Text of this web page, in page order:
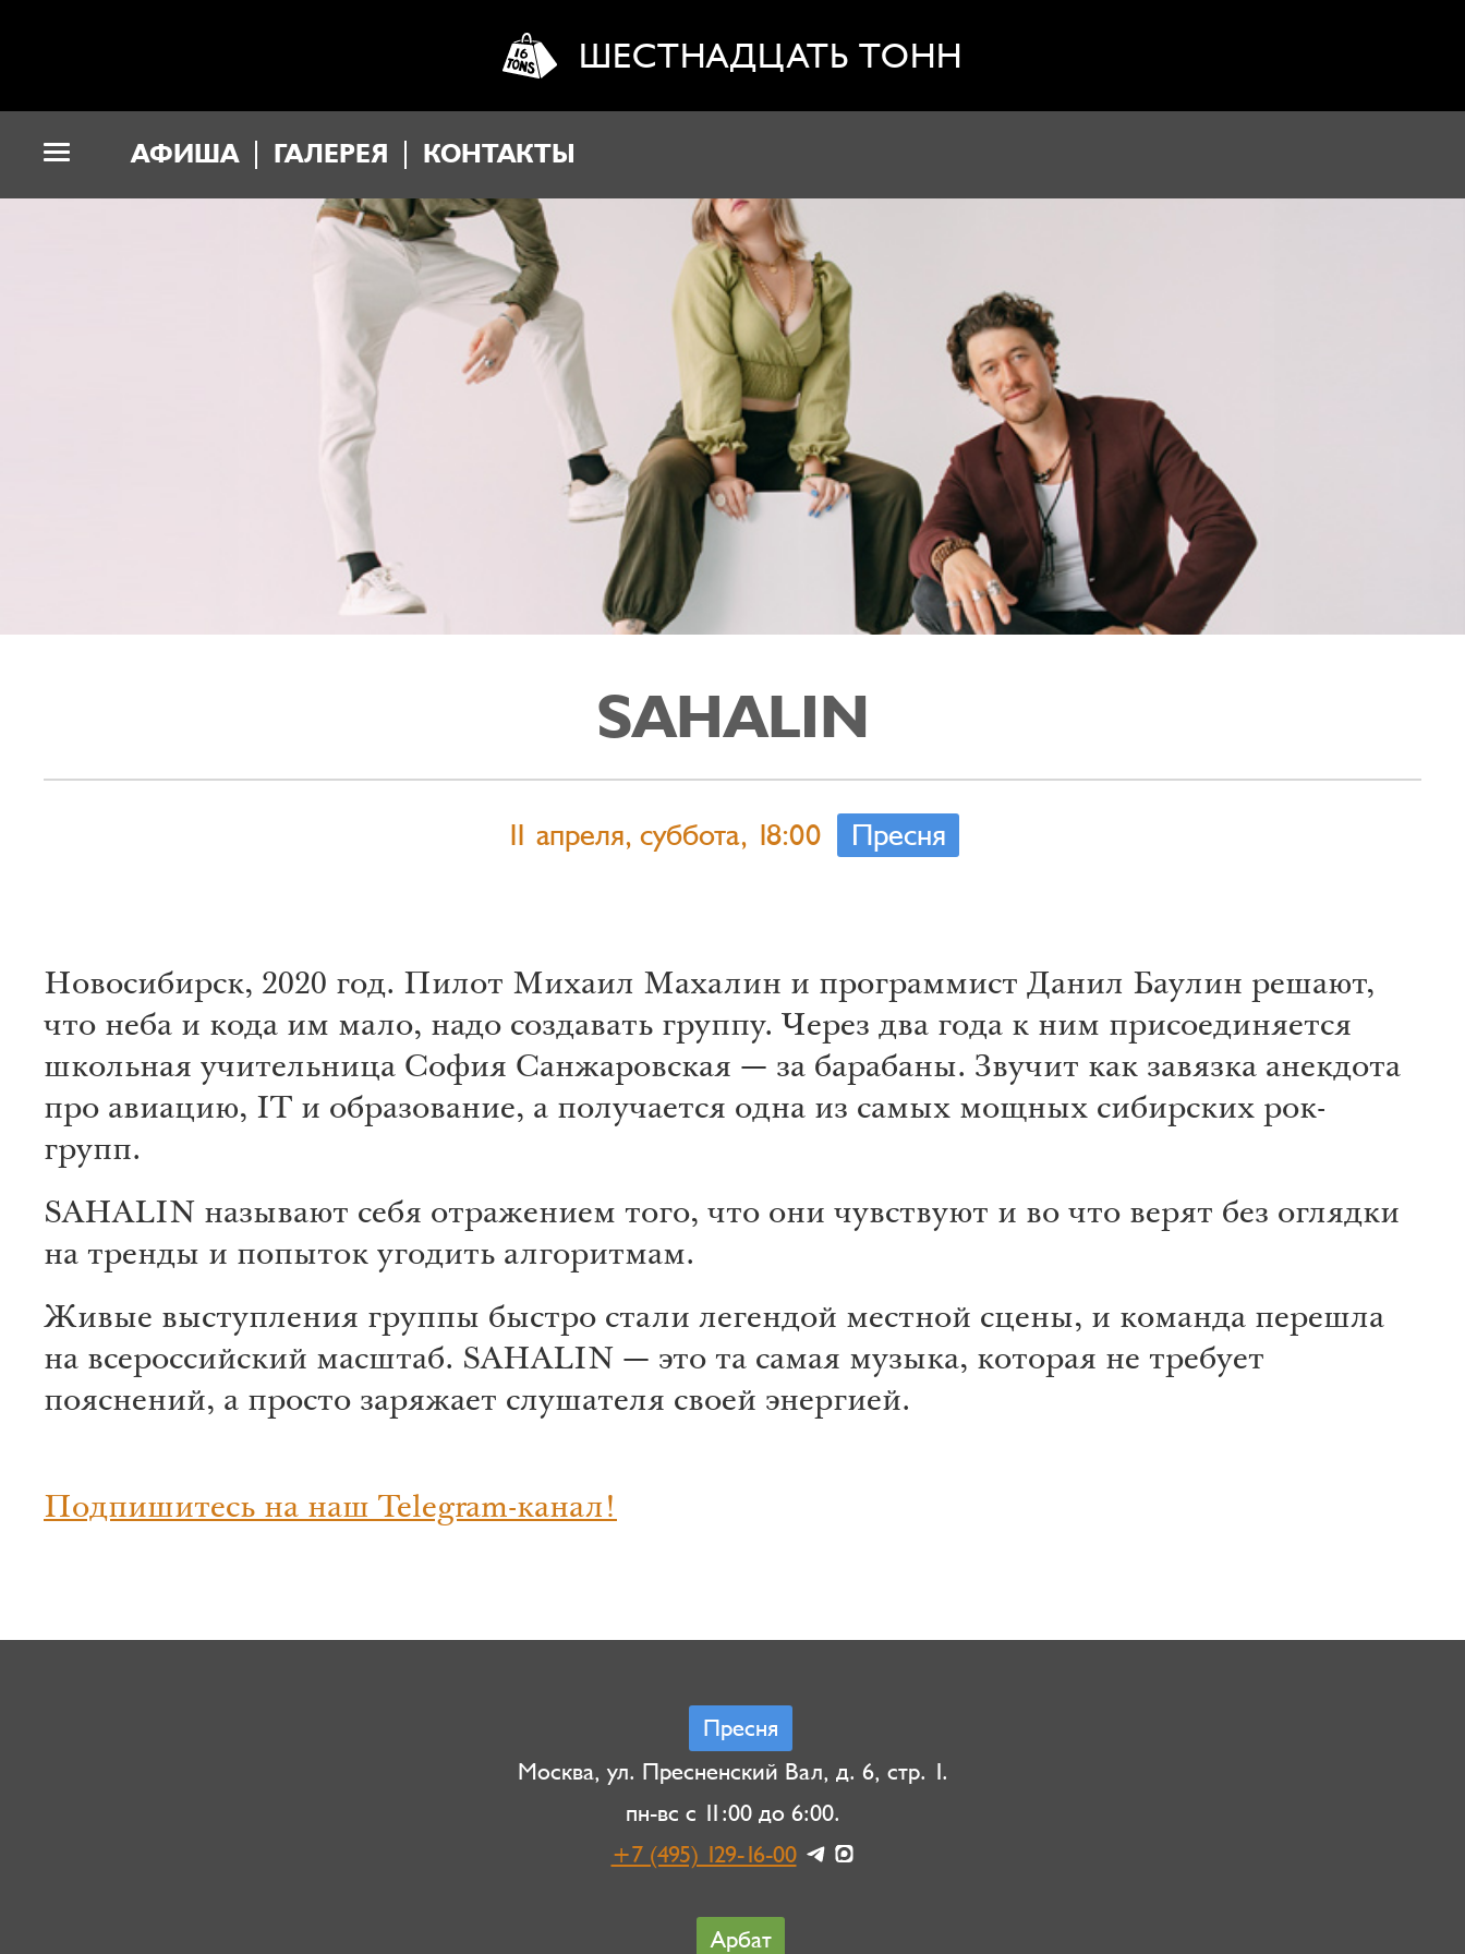
ШЕСТНАДЦАТЬ ТОНН
АФИША ГАЛЕРЕЯ КОНТАКТЫ
SAHALIN
11 апреля, суббота, 18:00 Пресня
Новосибирск, 2020 год. Пилот Михаил Махалин и программист Данил Баулин решают,
что неба и кода им мало, надо создавать группу. Через два года к ним присоединяется
школьная учительница София Санжаровская — за барабаны. Звучит как завязка анекдота
про авиацию, IT и образование, а получается одна из самых мощных сибирских рок-
групп.
SAHALIN называют себя отражением того, что они чувствуют и во что верят без оглядки
на тренды и попыток угодить алгоритмам.
Живые выступления группы быстро стали легендой местной сцены, и команда перешла
на всероссийский масштаб. SAHALIN — это та самая музыка, которая не требует
пояснений, а просто заряжает слушателя своей энергией.
Подпишитесь на наш Telegram-канал!
Пресня
Москва, ул. Пресненский Вал, д. 6, стр. 1.
пн-вс с 11:00 до 6:00.
+7 (495) 129-16-00
Арбат